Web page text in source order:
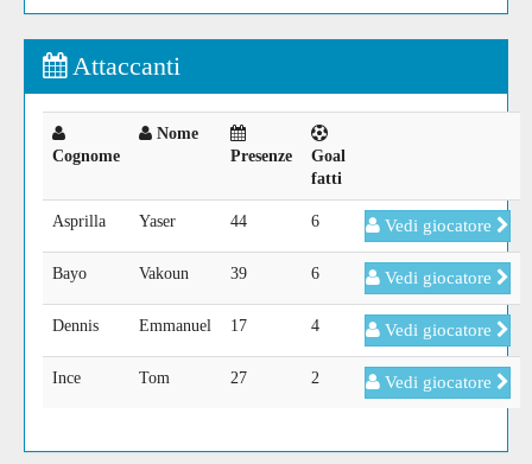
Attaccanti
Cognome
Nome
Presenze
Goal
fatti
Asprilla Yaser 44 6 Vedi giocatore
Bayo Vakoun 39 6 Vedi giocatore
Dennis Emmanuel 17 4 Vedi giocatore
Ince Tom 27 2 Vedi giocatore